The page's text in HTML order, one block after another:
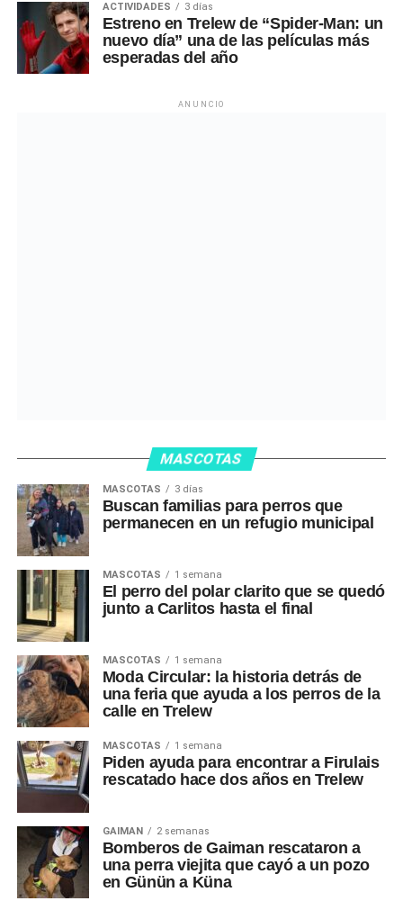
ACTIVIDADES 3 días
Estreno en Trelew de “Spider-Man: un
nuevo día” una de las películas más
esperadas del año
ANUNCIO
MASCOTAS
MASCOTAS 3 días
Buscan familias para perros que
permanecen en un refugio municipal
MASCOTAS 1 semana
El perro del polar clarito que se quedó
junto a Carlitos hasta el final
MASCOTAS 1 semana
Moda Circular: la historia detrás de
una feria que ayuda a los perros de la
calle en Trelew
MASCOTAS 1 semana
Piden ayuda para encontrar a Firulais
rescatado hace dos años en Trelew
GAIMAN 2 semanas
Bomberos de Gaiman rescataron a
una perra viejita que cayó a un pozo
en Günün a Küna